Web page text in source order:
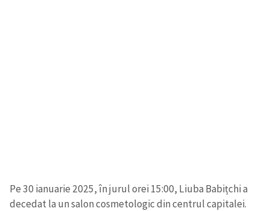
Pe 30 ianuarie 2025, în jurul orei 15:00, Liuba Babițchi a
decedat la un salon cosmetologic din centrul capitalei.